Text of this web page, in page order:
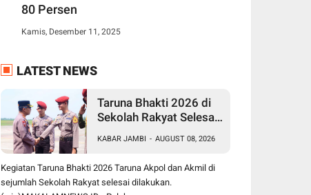
80 Persen
Kamis, Desember 11, 2025
LATEST NEWS
Taruna Bhakti 2026 di
Sekolah Rakyat Selesai,
Menggunakan Hercules
A-7305
KABAR JAMBI - AUGUST 08, 2026
Kegiatan Taruna Bhakti 2026 Taruna Akpol dan Akmil di
sejumlah Sekolah Rakyat selesai dilakukan.